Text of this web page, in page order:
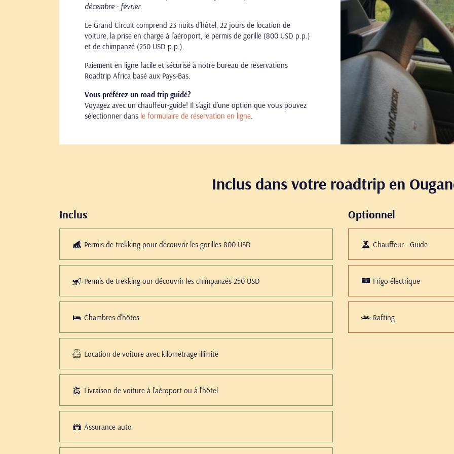
décembre - février.
Le Grand Circuit comprend 23 nuits d’hôtel, 22 jours de location de
voiture, la prise en charge à l’aéroport, le permis de gorille (800 USD p.p.)
et de chimpanzé (250 USD p.p.).
Paiement en ligne facile et sécurisé à notre bureau de réservations
Roadtrip Africa basé aux Pays-Bas.
Vous préférez un road trip guidé?
Voyagez avec un chauffeur-guide! Il s’agit d’une option que vous pouvez
sélectionner dans le formulaire de réservation en ligne.
Inclus dans votre roadtrip en
Inclus
Permis de trekking pour découvrir les gorilles 800 USD
Permis de trekking our découvrir les chimpanzés 250 USD
Chambres d’hôtes
Location de voiture avec kilométrage illimité
Livraison de voiture à l’aéroport ou à l’hôtel
Assurance auto
Optionnel
Chauffeur - Guide
Frigo électrique
Rafting